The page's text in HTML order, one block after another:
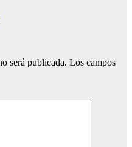
será publicada. Los campos